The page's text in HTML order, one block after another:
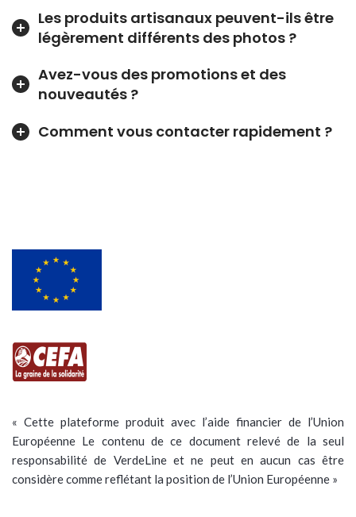
Les produits artisanaux peuvent-ils être
légèrement différents des photos ?
Avez-vous des promotions et des
nouveautés ?
Comment vous contacter rapidement ?
« Cette plateforme produit avec l’aide financier de l’Union
Européenne Le contenu de ce document relevé de la seul
responsabilité de VerdeLine et ne peut en aucun cas être
considère comme reflétant la position de l’Union Européenne »